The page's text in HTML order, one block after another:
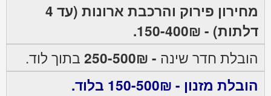
מחירון פירוק והרכבת ארונות (עד 4
דלתות) - 150-400₪.
הובלת חדר שינה - 250-500₪ בתוך לוד.
הובלת מזנון - 150-500₪ בלוד.